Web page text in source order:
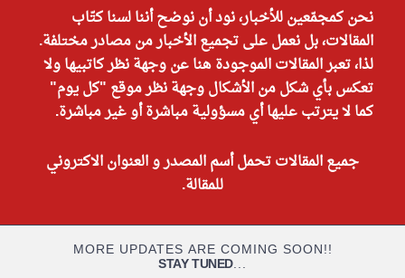
نحن كمجمّعين للأخبار، نود أن نوضح أننا لسنا كتّاب
المقالات، بل نعمل على تجميع الأخبار من مصادر مختلفة.
لذا، تعبر المقالات الموجودة هنا عن وجهة نظر كاتبيها ولا
تعكس بأي شكل من الأشكال وجهة نظر موقع "كل يوم"
كما لا يترتب عليها أي مسؤولية مباشرة أو غير مباشرة.
جميع المقالات تحمل أسم المصدر و العنوان الاكتروني
للمقالة.
MORE UPDATES ARE COMING SOON!!
STAY TUNED...